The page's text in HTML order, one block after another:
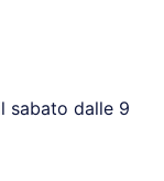
sabato dalle 9